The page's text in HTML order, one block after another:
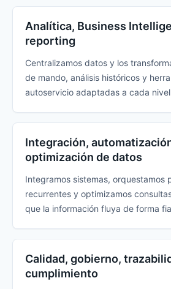
Analítica, Business
reporting
Centralizamos datos y los
de mando, análisis históricos y
autoservicio adaptadas a cada
Integración,
optimización de datos
Integramos sistemas, orquestamos
recurrentes y optimizamos
que la información fluya de forma
Calidad, gobierno,
cumplimiento